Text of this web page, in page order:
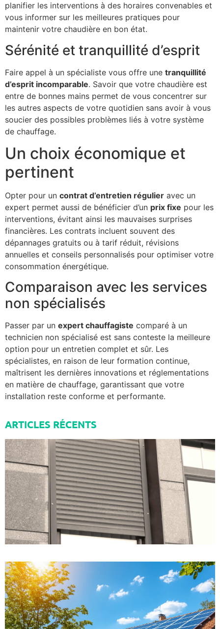
planifier les interventions à des horaires convenables et
vous informer sur les meilleures pratiques pour
maintenir votre chaudière en bon état.
Sérénité et tranquillité d’esprit
Faire appel à un spécialiste vous offre une tranquillité
d’esprit incomparable. Savoir que votre chaudière est
entre de bonnes mains permet de vous concentrer sur
les autres aspects de votre quotidien sans avoir à vous
soucier des possibles problèmes liés à votre système
de chauffage.
Un choix économique et
pertinent
Opter pour un contrat d’entretien régulier avec un
expert permet aussi de bénéficier d’un prix fixe pour les
interventions, évitant ainsi les mauvaises surprises
financières. Les contrats incluent souvent des
dépannages gratuits ou à tarif réduit, révisions
annuelles et conseils personnalisés pour optimiser votre
consommation énergétique.
Comparaison avec les services
non spécialisés
Passer par un expert chauffagiste comparé à un
technicien non spécialisé est sans conteste la meilleure
option pour un entretien complet et sûr. Les
spécialistes, en raison de leur formation continue,
maîtrisent les dernières innovations et réglementations
en matière de chauffage, garantissant que votre
installation reste conforme et performante.
ARTICLES RÉCENTS